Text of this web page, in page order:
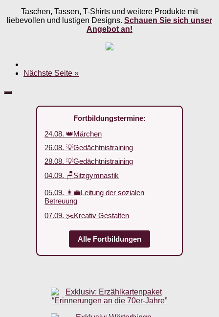
Taschen, Tassen, T-Shirts und weitere Produkte mit
liebevollen und lustigen Designs. Schauen Sie sich unser
Angebot an!
Nächste Seite »
Fortbildungstermine:
24.08. 👑Märchen
26.08. 💡Gedächtnistraining
28.08. 💡Gedächtnistraining
04.09. 🪑Sitzgymnastik
05.09. 👩‍💼Leitung der sozialen
Betreuung
07.09. ✂️Kreativ Gestalten
Alle Fortbildungen